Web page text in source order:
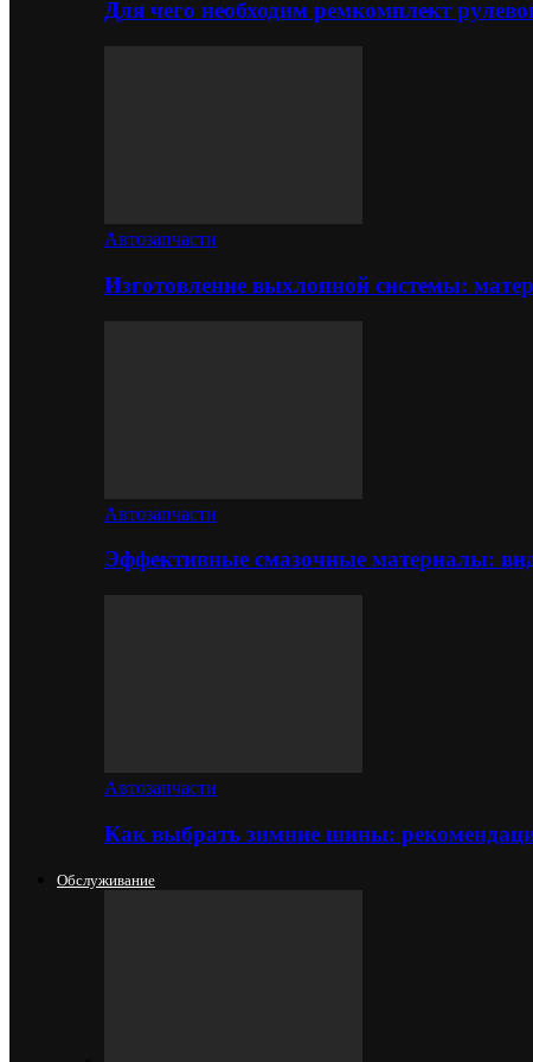
Для чего необходим ремкомплект
Автозапчасти
Изготовление выхлопной системы:
Автозапчасти
Эффективные смазочные материалы:
Автозапчасти
Как выбрать зимние шины:
Обслуживание